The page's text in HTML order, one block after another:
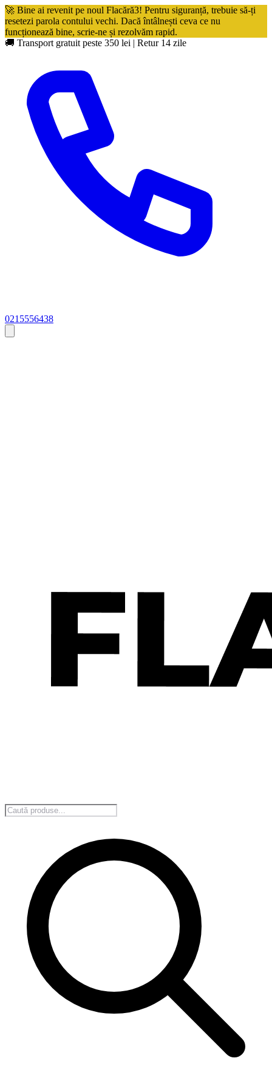
🚀 Bine ai revenit pe noul Flacără3! Pentru siguranță, trebuie să-ți
resetezi parola contului vechi. Dacă întâlnești ceva ce nu
funcționează bine, scrie-ne și rezolvăm rapid.
🚚 Transport gratuit peste 350 lei | Retur 14 zile
0215556438